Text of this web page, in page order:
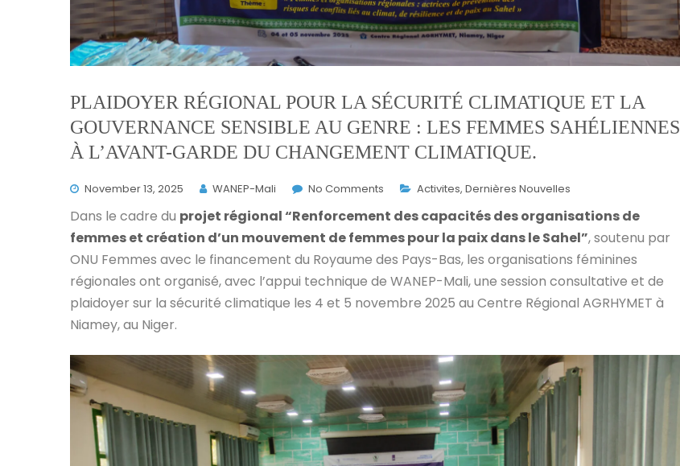
PLAIDOYER RÉGIONAL POUR LA SÉCURITÉ CLIMATIQUE ET LA
GOUVERNANCE SENSIBLE AU GENRE : LES FEMMES SAHÉLIENNES
À L’AVANT-GARDE DU CHANGEMENT CLIMATIQUE.
November 13, 2025 WANEP-Mali No Comments Activites, Dernières Nouvelles
Dans le cadre du projet régional “Renforcement des capacités des organisations de
femmes et création d’un mouvement de femmes pour la paix dans le Sahel”, soutenu par
ONU Femmes avec le financement du Royaume des Pays-Bas, les organisations féminines
régionales ont organisé, avec l’appui technique de WANEP-Mali, une session consultative et de
plaidoyer sur la sécurité climatique les 4 et 5 novembre 2025 au Centre Régional AGRHYMET à
Niamey, au Niger.